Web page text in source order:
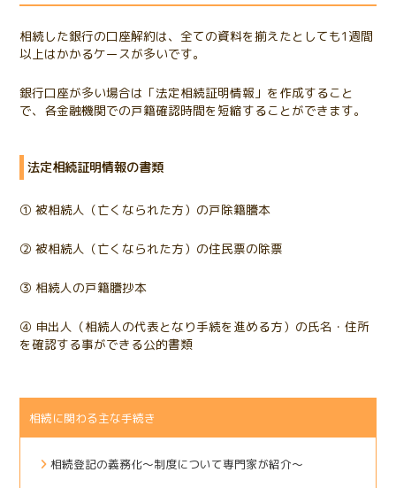
相続した銀行の口座解約は、全ての資料を揃えたとしても1週間
以上はかかるケースが多いです。
銀行口座が多い場合は「法定相続証明情報」を作成すること
で、各金融機関での戸籍確認時間を短縮することができます。
法定相続証明情報の書類
① 被相続人（亡くなられた方）の戸除籍謄本
② 被相続人（亡くなられた方）の住民票の除票
➂ 相続人の戸籍謄抄本
④ 申出人（相続人の代表となり手続を進める方）の氏名・住所
を確認する事ができる公的書類
相続に関わる主な手続き
相続登記の義務化～制度について専門家が紹介～